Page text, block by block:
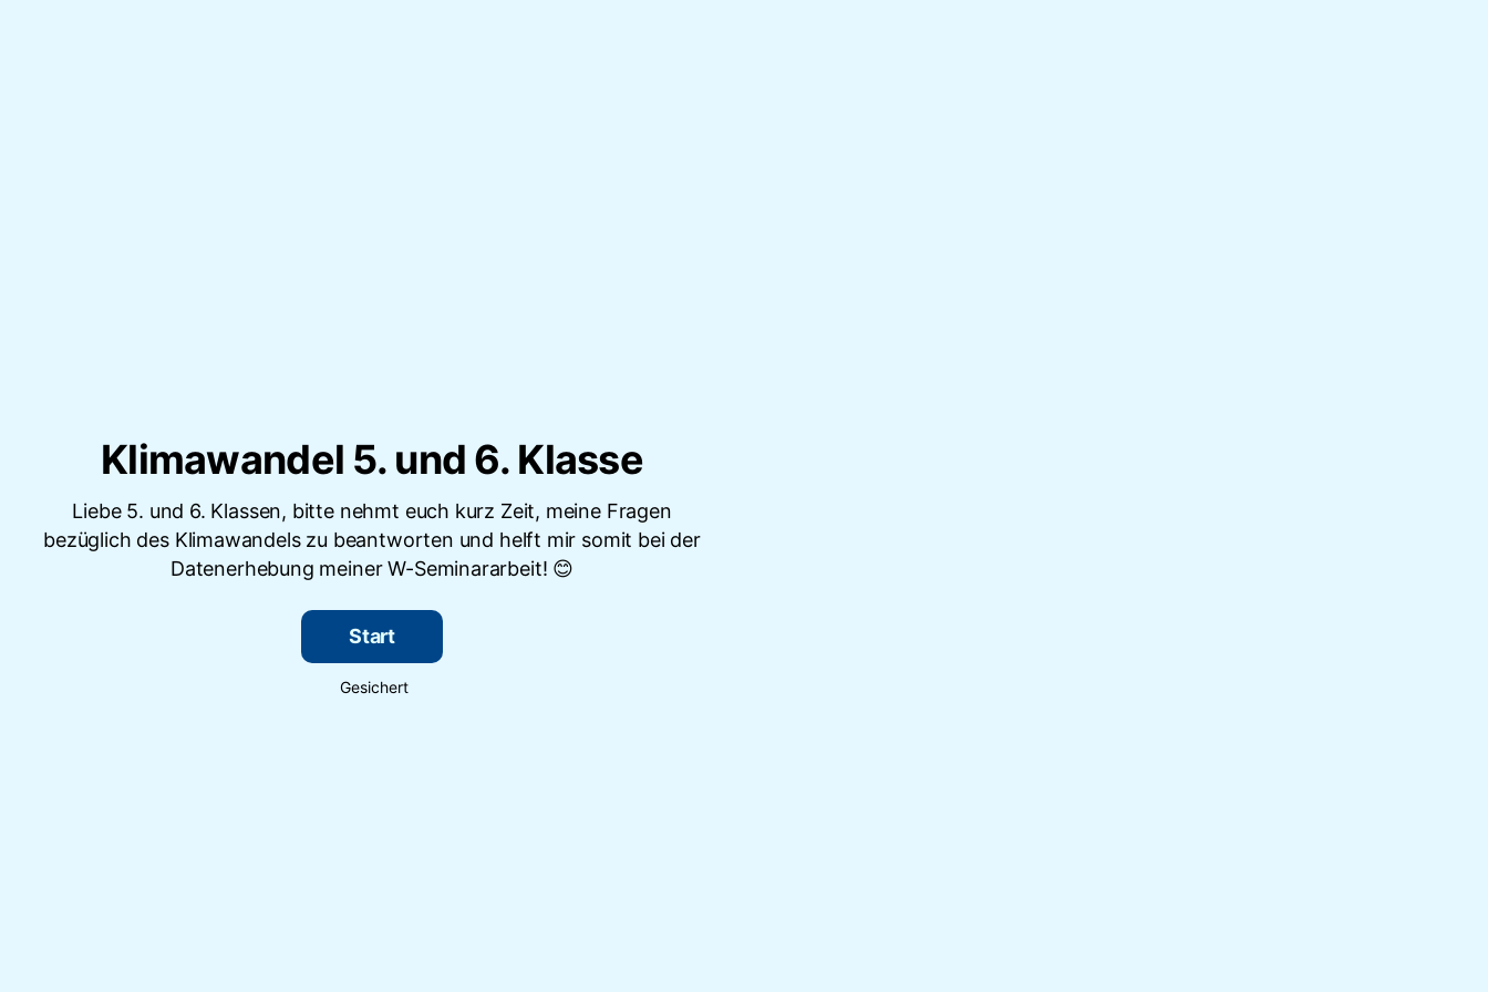
Klimawandel 5. und 6. Klasse
Liebe 5. und 6. Klassen, bitte nehmt euch kurz Zeit, meine Fragen
bezüglich des Klimawandels zu beantworten und helft mir somit bei der
Datenerhebung meiner W-Seminararbeit! 😊
Start
Gesichert